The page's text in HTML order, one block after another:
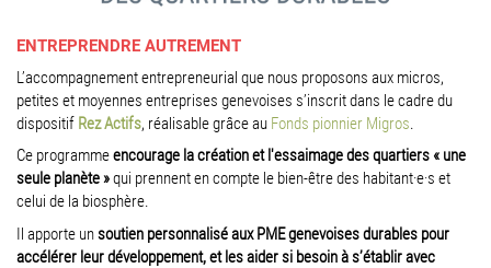
ENTREPRENDRE AUTREMENT
L’accompagnement entrepreneurial que nous proposons aux micros,
petites et moyennes entreprises genevoises s’inscrit dans le cadre du
dispositif Rez Actifs, réalisable grâce au Fonds pionnier Migros.
Ce programmeencourage la création et l'essaimage des quartiers « une
seule planète »qui prennent en compte le bien-être des habitant·e·s et
celui de la biosphère.
Il apporte unsoutien personnalisé aux PME genevoises durables pour
accélérer leur développement, et les aider si besoin à s’établir avec